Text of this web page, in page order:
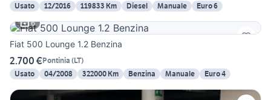
Usato
12/2016 119833 Km Diesel Manuale
Euro 6
6
Fiat 500 Lounge 1.2 Benzina
2.700 €Pontinia (LT)
Usato
04/2008 322000 Km Benzina Manuale Euro 4